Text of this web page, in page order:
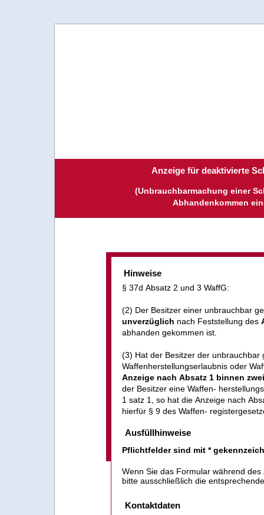
Anzeige für deaktivierte
(Unbrauchbarmachung einer
Abhandenkommen
Hinweise
§ 37d Absatz 2 und 3 WaffG:
(2) Der Besitzer einer unbrauchbar
unverzüglich nach Feststellung des
abhanden gekommen ist.
(3) Hat der Besitzer der unbrauchbar
Waffenherstellungserlaubnis oder
Anzeige nach Absatz 1 binnen
der Besitzer eine Waffen-
1 satz 1, so hat die Anzeige nach
hierfür § 9 des Waffen-
Ausfüllhinweise
Pflichtfelder sind mit *
Wenn Sie das Formular während
bitte ausschließlich die
Kontaktdaten